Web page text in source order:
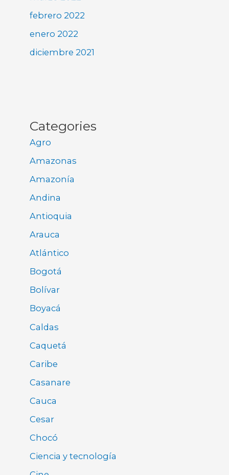
febrero 2022
enero 2022
diciembre 2021
Categories
Agro
Amazonas
Amazonía
Andina
Antioquia
Arauca
Atlántico
Bogotá
Bolívar
Boyacá
Caldas
Caquetá
Caribe
Casanare
Cauca
Cesar
Chocó
Ciencia y tecnología